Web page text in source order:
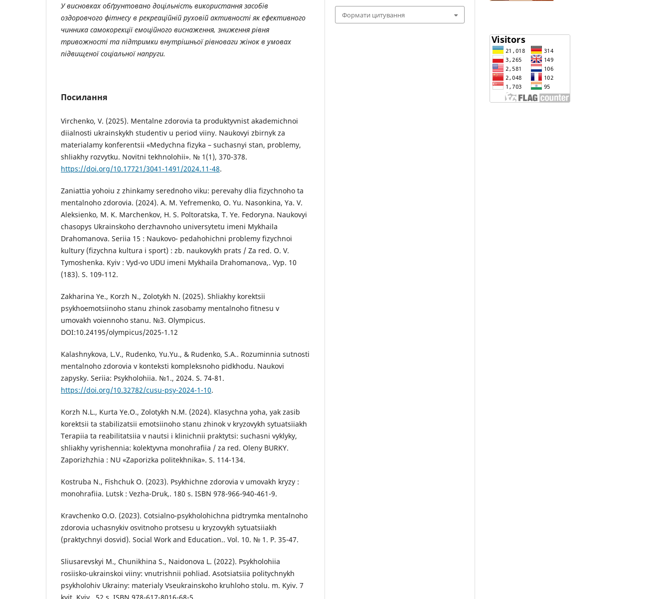
У висновках обґрунтовано доцільність використання засобів
оздоровчого фітнесу в рекреаційній руховій активності як ефективного
чинника самокорекції емоційного виснаження, зниження рівня
тривожності та підтримки внутрішньої рівноваги жінок в умовах
підвищеної соціальної напруги.
Посилання
Virchenko, V. (2025). Mentalne zdorovia ta produktyvnist akademichnoi
diialnosti ukrainskykh studentiv u period viiny. Naukovyi zbirnyk za
materialamy konferentsii «Medychna fizyka – suchasnyi stan, problemy,
shliakhy rozvytku. Novitni tekhnolohii». № 1(1), 370-378.
https://doi.org/10.17721/3041-1491/2024.11-48.
Zaniattia yohoiu z zhinkamy serednoho viku: perevahy dlia fizychnoho ta
mentalnoho zdorovia. (2024). A. M. Yefremenko, O. Yu. Nasonkina, Ya. V.
Aleksienko, M. K. Marchenkov, H. S. Poltoratska, T. Ye. Fedoryna. Naukovyi
chasopys Ukrainskoho derzhavnoho universytetu imeni Mykhaila
Drahomanova. Seriia 15 : Naukovo- pedahohichni problemy fizychnoi
kultury (fizychna kultura i sport) : zb. naukovykh prats / Za red. O. V.
Tymoshenka. Kyiv : Vyd-vo UDU imeni Mykhaila Drahomanova,. Vyp. 10
(183). S. 109-112.
Zakharina Ye., Korzh N., Zolotykh N. (2025). Shliakhy korektsii
psykhoemotsiinoho stanu zhinok zasobamy mentalnoho fitnesu v
umovakh voiennoho stanu. №3. Olympicus.
DOI:10.24195/olympicus/2025-1.12
Kalashnykova, L.V., Rudenko, Yu.Yu., & Rudenko, S.A.. Rozuminnia sutnosti
mentalnoho zdorovia v konteksti kompleksnoho pidkhodu. Naukovi
zapysky. Seriia: Psykholohiia. №1., 2024. S. 74-81.
https://doi.org/10.32782/cusu-psy-2024-1-10.
Korzh N.L., Kurta Ye.O., Zolotykh N.M. (2024). Klasychna yoha, yak zasib
korektsii ta stabilizatsii emotsiinoho stanu zhinok v kryzovykh sytuatsiiakh
Terapiia ta reabilitatsiia v nautsi i klinichnii praktytsi: suchasni vyklyky,
shliakhy vyrishennia: kolektyvna monohrafiia / za red. Oleny BURKY.
Zaporizhzhia : NU «Zaporizka politekhnika». S. 114-134.
Kostruba N., Fishchuk O. (2023). Psykhichne zdorovia v umovakh kryzy :
monohrafiia. Lutsk : Vezha-Druk,. 180 s. ISBN 978-966-940-461-9.
Kravchenko O.O. (2023). Cotsialno-psykholohichna pidtrymka mentalnoho
zdorovia uchasnykiv osvitnoho protsesu u kryzovykh sytuatsiiakh
(praktychnyi dosvid). Social Work and Education.. Vol. 10. № 1. P. 35-47.
Sliusarevskyi M., Chunikhina S., Naidonova L. (2022). Psykholohiia
rosiisko-ukrainskoi viiny: vnutrishnii pohliad. Asotsiatsiia politychnykh
psykholohiv Ukrainy: materialy Vseukrainskoho kruhloho stolu. m. Kyiv. 7
kvit. Kyiv,. 52 s. ISBN 978-617-8016-68-5.
Формати цитування